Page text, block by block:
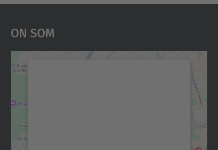
On Som